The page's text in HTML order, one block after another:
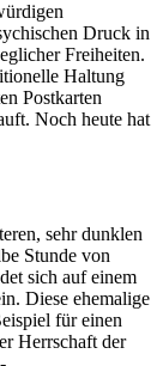
Druck in
Freiheiten.
Haltung
Postkarten
Noch heute hat
sehr dunklen
Stunde von
sich auf einem
Diese ehemalige
für einen
Herrschaft der